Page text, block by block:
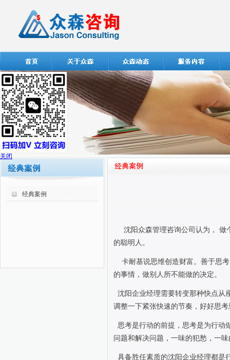
经典案例
沈阳众森管理咨询公司认为， 做
的聪明人。
卡耐基说思维创造财富。善于思
的事情，做别人所不能做的决定。
沈阳企业经理需要转变那种快点从
调整一下紧张快速的节奏，好好思
思考是行动的前提，思考是为行动
问题和解决问题，一味的犯愁，一
具备胜任素质的沈阳企业经理都是
关闭